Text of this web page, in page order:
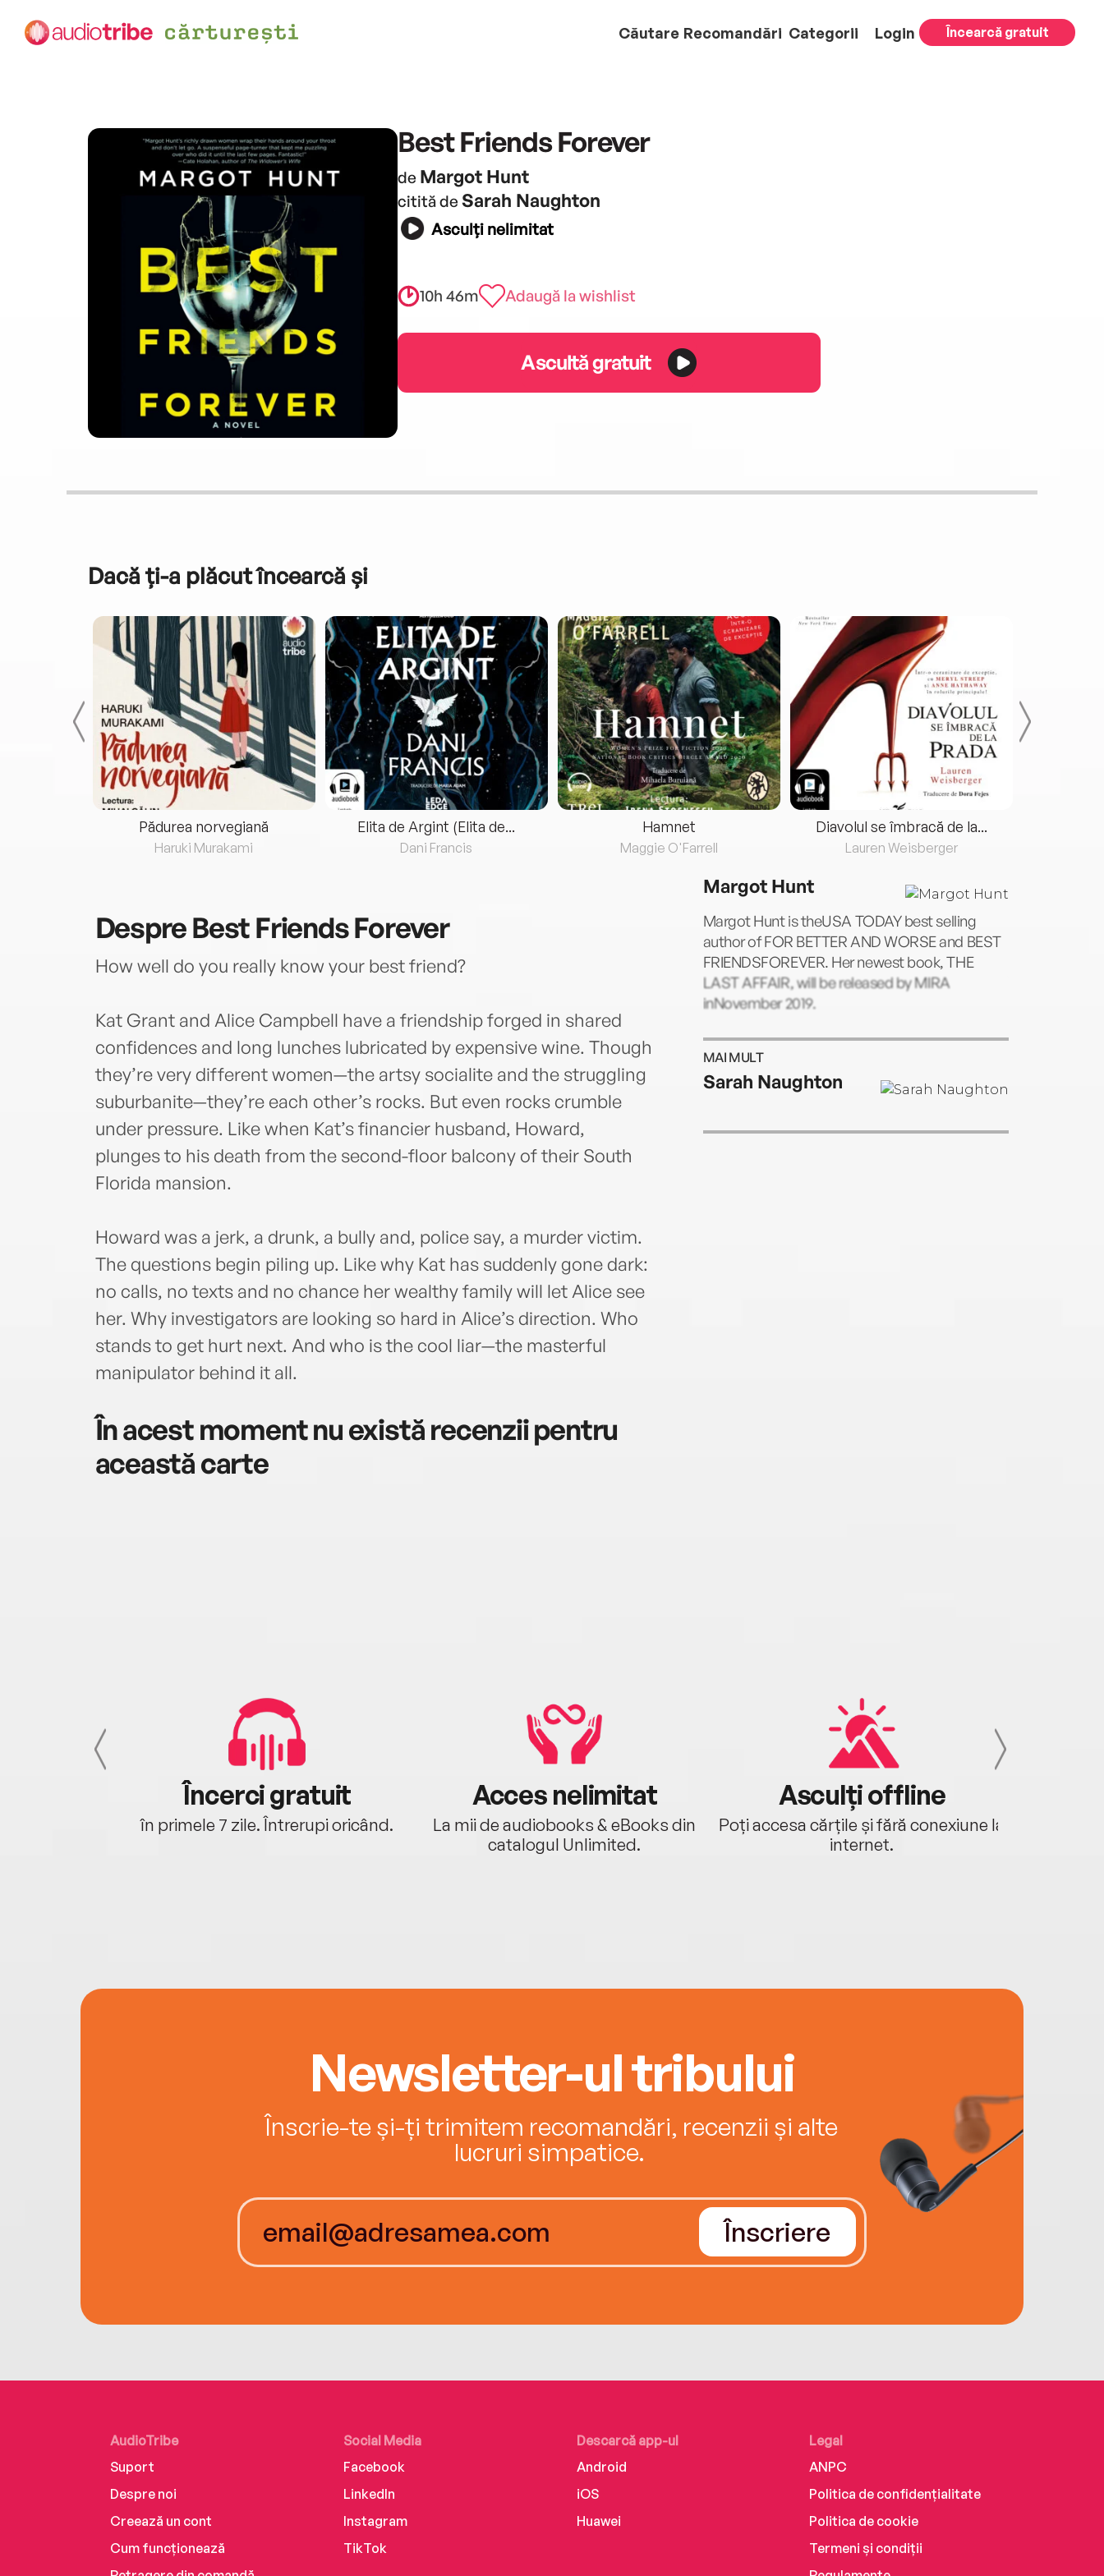
Căutare Recomandări Categorii Login Încearcă gratuit
Best Friends Forever
de Margot Hunt
citită de Sarah Naughton
Asculți nelimitat
10h 46m Adaugă la wishlist
Ascultă gratuit
Dacă ți-a plăcut încearcă și
Pădurea norvegiană
Haruki Murakami
Elita de Argint (Elita de...
Dani Francis
Hamnet
Maggie O'Farrell
Diavolul se îmbracă de la...
Lauren Weisberger
DespreBest Friends Forever
How well do you really know your best friend?
Kat Grant and Alice Campbell have a friendship forged in shared
confidences and long lunches lubricated by expensive wine. Though
they’re very different women—the artsy socialite and the struggling
suburbanite—they’re each other’s rocks. But even rocks crumble
under pressure. Like when Kat’s financier husband, Howard,
plunges to his death from the second-floor balcony of their South
Florida mansion.
Howard was a jerk, a drunk, a bully and, police say, a murder victim.
The questions begin piling up. Like why Kat has suddenly gone dark:
no calls, no texts and no chance her wealthy family will let Alice see
her. Why investigators are looking so hard in Alice’s direction. Who
stands to get hurt next. And who is the cool liar—the masterful
manipulator behind it all.
În acest moment nu există recenzii pentru
această carte
Margot Hunt
Margot Hunt is theUSA TODAY best selling
author of FOR BETTER AND WORSE and BEST
FRIENDSFOREVER. Her newest book, THE
LAST AFFAIR, will be released by MIRA
inNovember 2019.
MAI MULT
Sarah Naughton
Încerci gratuit
în primele 7 zile. Întrerupi oricând.
Acces nelimitat
La mii de audiobooks & eBooks din
catalogul Unlimited.
Asculți offline
Poți accesa cărțile și fără conexiune la
internet.
Newsletter-ul tribului
Înscrie-te și-ți trimitem recomandări, recenzii și alte
lucruri simpatice.
Înscriere
AudioTribe
Suport
Despre noi
Creează un cont
Cum funcționează
Social Media
Facebook
LinkedIn
Instagram
TikTok
Descarcă app-ul
Android
iOS
Huawei
Legal
ANPC
Politica de confidențialitate
Politica de cookie
Termeni și condiții